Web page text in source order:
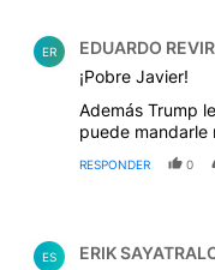
ER EDUARDO
¡Pobre Javier!
Además Trump
puede mandarle
RESPONDER 0
ES ERIK